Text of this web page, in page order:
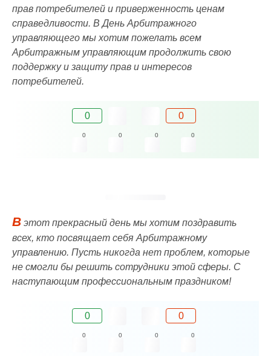
прав потребителей и приверженность ценам
справедливости. В День Арбитражного
управляющего мы хотим пожелать всем
Арбитражным управляющим продолжить свою
поддержку и защиту прав и интересов
потребителей.
0 0
0 0 0 0
В этот прекрасный день мы хотим поздравить
всех, кто посвящает себя Арбитражному
управлению. Пусть никогда нет проблем, которые
не смогли бы решить сотрудники этой сферы. С
наступающим профессиональным праздником!
0 0
0 0 0 0